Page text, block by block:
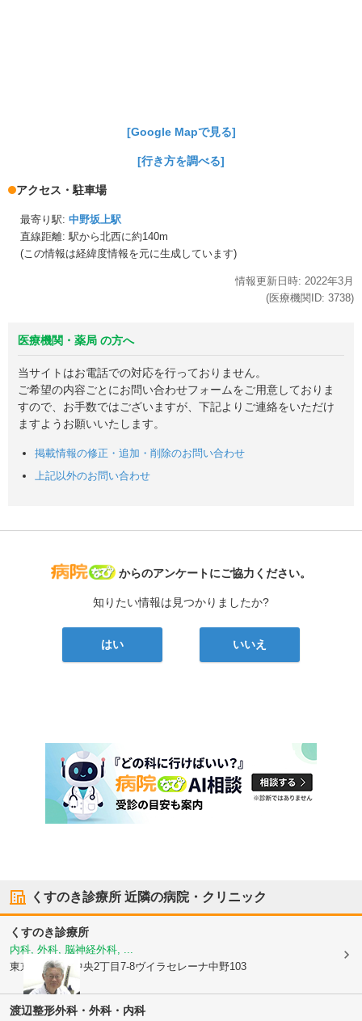
[Google Mapで見る]
[行き方を調べる]
アクセス・駐車場
最寄り駅: 中野坂上駅
直線距離: 駅から北西に約140m
(この情報は経緯度情報を元に生成しています)
情報更新日時: 2022年3月
(医療機関ID: 3738)
医療機関・薬局 の方へ
当サイトはお電話での対応を行っておりません。
ご希望の内容ごとにお問い合わせフォームをご用意しておりま
すので、お手数ではございますが、下記よりご連絡をいただけ
ますようお願いいたします。
掲載情報の修正・追加・削除のお問い合わせ
上記以外のお問い合わせ
病院なび
からのアンケートにご協力ください。
知りたい情報は見つかりましたか?
はい いいえ
くすのき診療所 近隣の病院・クリニック
くすのき診療所
内科, 外科, 脳神経外科, ...
東京都中野区
中央2丁目7-8ヴイラセレーナ中野103
渡辺整形外科・外科・内科